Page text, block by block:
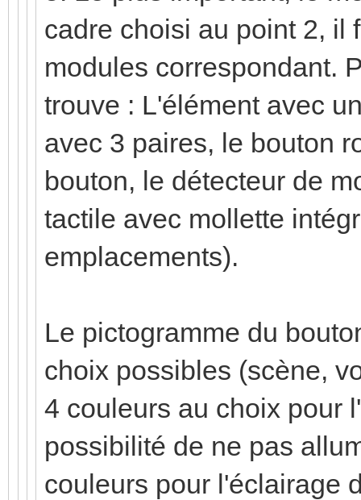
cadre choisi au point 2, il
modules correspondant.
trouve : L'élément avec
avec 3 paires, le bouton
bouton, le détecteur de
tactile avec mollette
emplacements).
Le pictogramme du
choix possibles (scène,
4 couleurs au choix pour
possibilité de ne pas
couleurs pour l'éclairage